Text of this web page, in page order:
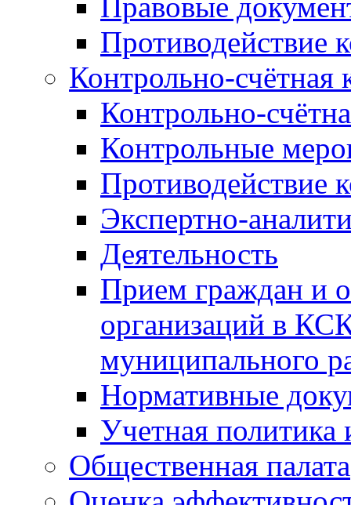
Противодействие
Контрольно-счётная
Контрольно-
Контрольные
Противодействие
Экспертно-
Деятельность
Прием граждан и
организаций в
муниципального
Нормативные
Учетная политика
Общественная палата